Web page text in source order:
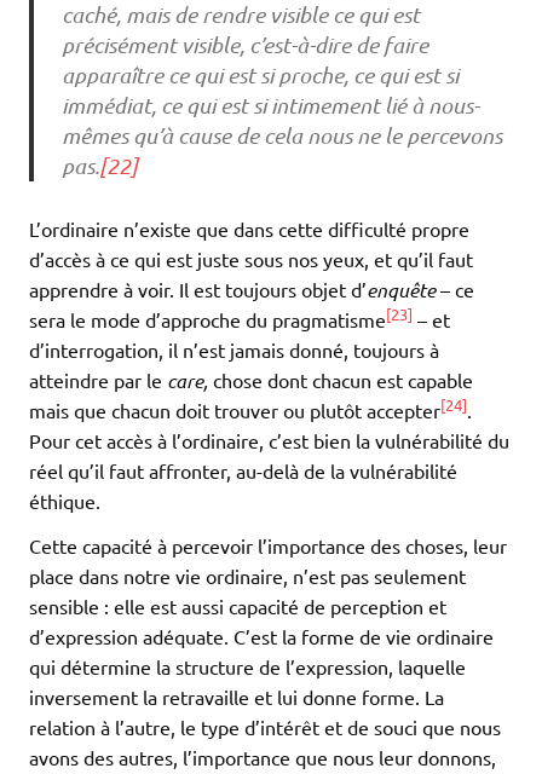
caché, mais de rendre visible ce qui est
précisément visible, c’est-à-dire de faire
apparaître ce qui est si proche, ce qui est si
immédiat, ce qui est si intimement lié à nous-
mêmes qu’à cause de cela nous ne le percevons
pas.[22]
L’ordinaire n’existe que dans cette difficulté propre
d’accès à ce qui est juste sous nos yeux, et qu’il faut
apprendre à voir. Il est toujours objet d’enquête– ce
sera le mode d’approche du pragmatisme[23] – et
d’interrogation, il n’est jamais donné, toujours à
atteindre par le care, chose dont chacun est capable
mais que chacun doit trouver ou plutôt accepter[24].
Pour cet accès à l’ordinaire, c’est bien la vulnérabilité du
réel qu’il faut affronter, au-delà de la vulnérabilité
éthique.
Cette capacité à percevoir l’importance des choses, leur
place dans notre vie ordinaire, n’est pas seulement
sensible : elle est aussi capacité de perception et
d’expression adéquate. C’est la forme de vie ordinaire
qui détermine la structure de l’expression, laquelle
inversement la retravaille et lui donne forme. La
relation à l’autre, le type d’intérêt et de souci que nous
avons des autres, l’importance que nous leur donnons,